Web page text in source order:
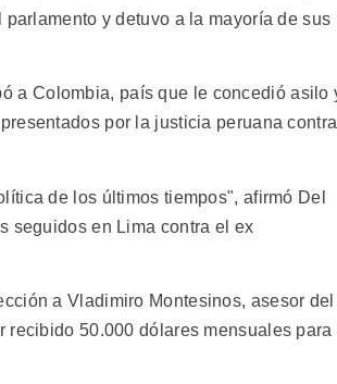
y detuvo a la mayoría de sus
a Colombia, país que le concedió asilo
por la justicia peruana contra
de los últimos tiempos", afirmó Del
seguidos en Lima contra el ex
a Vladimiro Montesinos, asesor del
50.000 dólares mensuales para